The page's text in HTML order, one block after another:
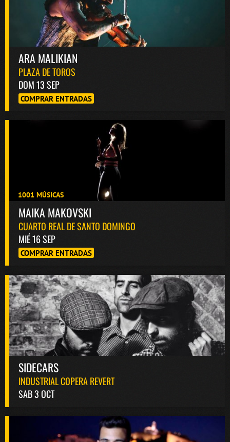
ARA MALIKIAN
PLAZA DE TOROS
DOM 13 SEP
COMPRAR ENTRADAS
1001 MÚSICAS
MAIKA MAKOVSKI
CUARTO REAL DE SANTO DOMINGO
MIÉ 16 SEP
COMPRAR ENTRADAS
SIDECARS
INDUSTRIAL COPERA REVERT
SAB 3 OCT